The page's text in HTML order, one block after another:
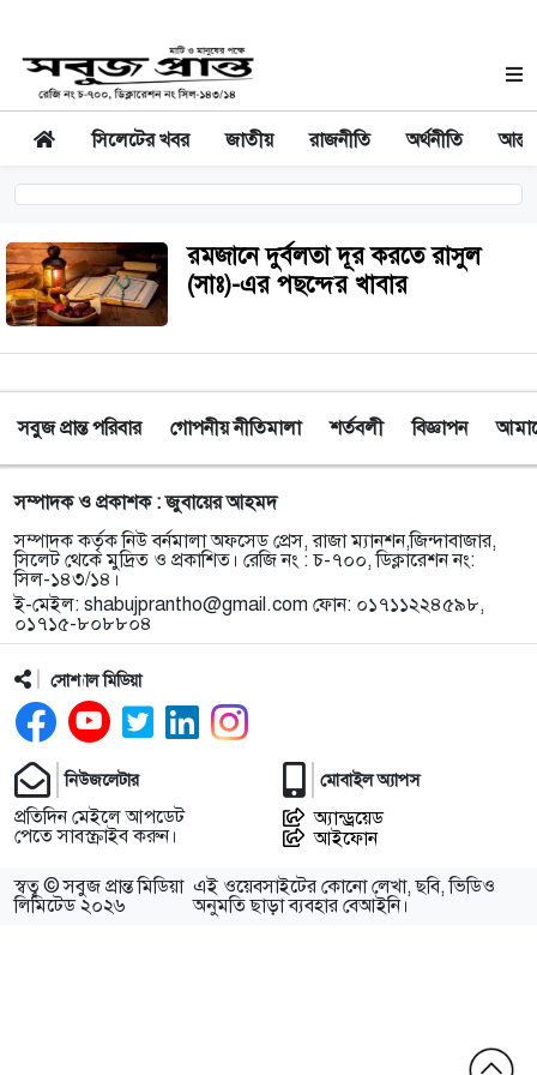
সিলেটের খবর জাতীয় রাজনীতি অর্থনীতি
রমজানে দুর্বলতা দূর করতে রাসুল
(সাঃ)-এর পছন্দের খাবার
সবুজ প্রান্ত পরিবার গোপনীয় নীতিমালা শর্তবলী বিজ্ঞাপন
সম্পাদক ও প্রকাশক : জুবায়ের আহমদ
সম্পাদক কর্তৃক নিউ বর্নমালা অফসেড প্রেস, রাজা ম্যানশন,জিন্দাবাজার,
সিলেট থেকে মুদ্রিত ও প্রকাশিত। রেজি নং : চ-৭০০, ডিক্লারেশন নং:
সিল-১৪৩/১৪।
ই-মেইল: shabujprantho@gmail.com ফোন: ০১৭১১২২৪৫৯৮,
০১৭১৫-৮০৮৮০৪
সোশ্যাল মিডিয়া
নিউজলেটার
প্রতিদিন মেইলে আপডেট
পেতে সাবস্ক্রাইব করুন।
মোবাইল অ্যাপস
অ্যান্ড্রয়েড
আইফোন
স্বত্ব © সবুজ প্রান্ত মিডিয়া
লিমিটেড ২০২৬
এই ওয়েবসাইটের কোনো লেখা, ছবি, ভিডিও
অনুমতি ছাড়া ব্যবহার বেআইনি।